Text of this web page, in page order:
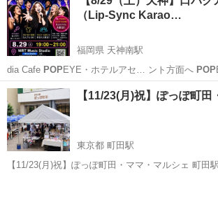
（Lip-Sync Karao…
福岡県 天神南駅
dia Cafe POP EYE・ホテルアセ… ント方面へ POP
約…
福岡 福岡市 天神南駅 パーティー パ
【11/23(月)祝】ぽっぽ町
東京都 町田駅
【11/23(月)祝】ぽっぽ町田・ママ・マルシェ 町田駅周辺の繁華街に位